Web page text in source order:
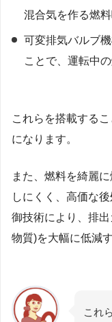
混合気を作る燃料
可変排気バルブ
ことで、運転中
これらを搭載する
になります。
また、燃料を綺麗
しにくく、高価な
御技術により、排
物質)を大幅に低減
これ